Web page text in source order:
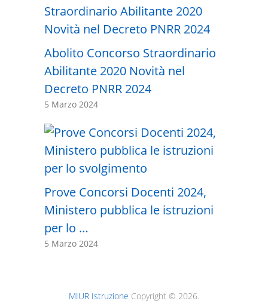
Abolito Concorso Straordinario
Abilitante 2020 Novità nel
Decreto PNRR 2024
5 Marzo 2024
Prove Concorsi Docenti 2024,
Ministero pubblica le istruzioni
per lo …
5 Marzo 2024
MIUR Istruzione Copyright © 2026.